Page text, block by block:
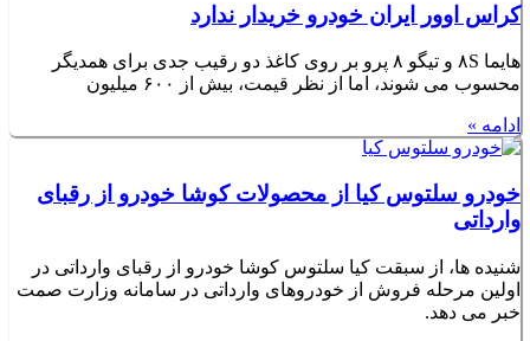
کراس اوور ایران خودرو خریدار ندارد
هایما ۸S و تیگو ۸ پرو بر روی کاغذ دو رقیب جدی برای همدیگر
محسوب می شوند، اما از نظر قیمت، بیش از ۶۰۰ میلیون
ادامه »
خودرو سلتوس کیا از محصولات کوشا خودرو از رقبای
وارداتی
شنیده ها، از سبقت کیا سلتوس کوشا خودرو از رقبای وارداتی در
اولین مرحله فروش از خودروهای وارداتی در سامانه وزارت صمت
خبر می دهد.